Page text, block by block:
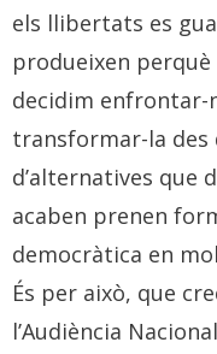
els llibertats es
produeixen
decidim
transformar-la
d’alternatives que
acaben prenen
democràtica en
És per això, que
l’Audiència